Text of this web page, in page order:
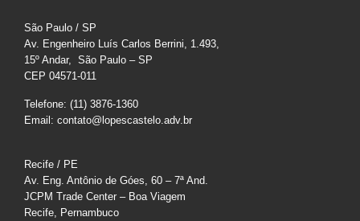
São Paulo / SP
Av. Engenheiro Luís Carlos Berrini, 1.493,
15º Andar, São Paulo – SP
CEP 04571-011
Telefone: (11) 3876-1360
Email: contato@lopescastelo.adv.br
Recife / PE
Av. Eng. Antônio de Góes, 60 – 7ª And.
JCPM Trade Center – Boa Viagem
Recife, Pernambuco